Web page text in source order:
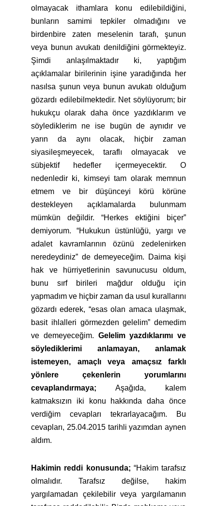
olmayacak ithamlara konu edilebildiğini,
bunların samimi tepkiler olmadığını ve
birdenbire zaten meselenin tarafı, şunun
veya bunun avukatı denildiğini görmekteyiz.
Şimdi anlaşılmaktadır ki, yaptığım
açıklamalar birilerinin işine yaradığında her
nasılsa şunun veya bunun avukatı olduğum
gözardı edilebilmektedir. Net söylüyorum; bir
hukukçu olarak daha önce yazdıklarım ve
söylediklerim ne ise bugün de aynıdır ve
yarın da aynı olacak, hiçbir zaman
siyasileşmeyecek, taraflı olmayacak ve
sübjektif hedefler içermeyecektir. O
nedenledir ki, kimseyi tam olarak memnun
etmem ve bir düşünceyi körü körüne
destekleyen açıklamalarda bulunmam
mümkün değildir. “Herkes ektiğini biçer”
demiyorum. “Hukukun üstünlüğü, yargı ve
adalet kavramlarının özünü zedelenirken
neredeydiniz” de demeyeceğim. Daima kişi
hak ve hürriyetlerinin savunucusu oldum,
bunu sırf birileri mağdur olduğu için
yapmadım ve hiçbir zaman da usul kurallarını
gözardı ederek, “esas olan amaca ulaşmak,
basit ihlalleri görmezden gelelim” demedim
ve demeyeceğim. Gelelim yazdıklarımı ve
söylediklerimi anlamayan, anlamak
istemeyen, amaçlı veya amaçsız farklı
yönlere çekenlerin yorumlarını
cevaplandırmaya; Aşağıda, kalem
katmaksızın iki konu hakkında daha önce
verdiğim cevapları tekrarlayacağım. Bu
cevapları, 25.04.2015 tarihli yazımdan aynen
aldım.
Hakimin reddi konusunda; “Hakim tarafsız
olmalıdır. Tarafsız değilse, hakim
yargılamadan çekilebilir veya yargılamanın